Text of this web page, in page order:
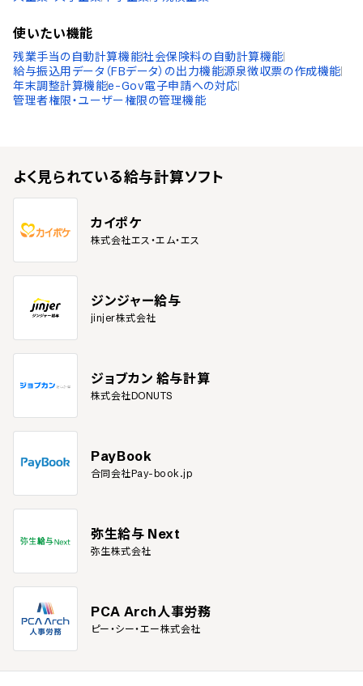
使いたい機能
残業手当の自動計算機能社会保険料の自動計算機能
給与振込用データ（FBデータ）の出力機能源泉徴収票の作成機能
年末調整計算機能e-Gov電子申請への対応
管理者権限・ユーザー権限の管理機能
よく見られている給与計算ソフト
カイポケ
株式会社エス・エム・エス
ジンジャー給与
jinjer株式会社
ジョブカン 給与計算
株式会社DONUTS
PayBook
合同会社Pay-book.jp
弥生給与 Next
弥生株式会社
PCA Arch人事労務
ピー・シー・エー株式会社